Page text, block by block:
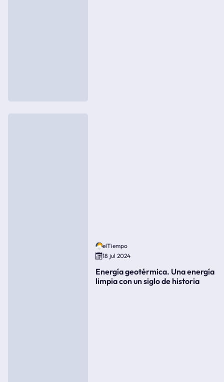
elTiempo
18 jul 2024
Energía geotérmica. Una energía
limpia con un siglo de historia